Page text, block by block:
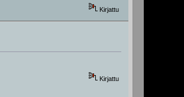
Kirjattu
Kirjattu